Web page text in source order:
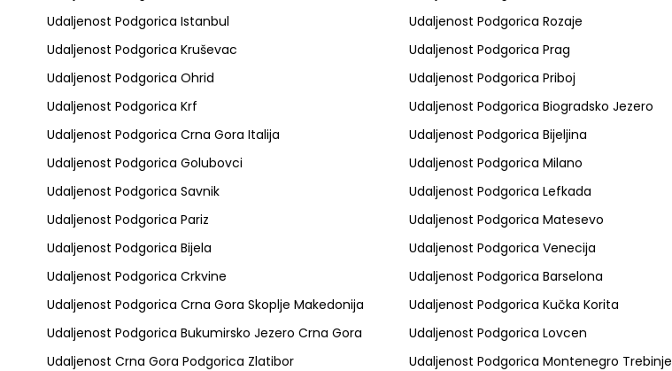
Udaljenost Podgorica Istanbul
Udaljenost Podgorica Rozaje
Udaljenost Podgorica Kruševac
Udaljenost Podgorica Prag
Udaljenost Podgorica Ohrid
Udaljenost Podgorica Priboj
Udaljenost Podgorica Krf
Udaljenost Podgorica Biogradsko Jezero
Udaljenost Podgorica Crna Gora Italija
Udaljenost Podgorica Bijeljina
Udaljenost Podgorica Golubovci
Udaljenost Podgorica Milano
Udaljenost Podgorica Savnik
Udaljenost Podgorica Lefkada
Udaljenost Podgorica Pariz
Udaljenost Podgorica Matesevo
Udaljenost Podgorica Bijela
Udaljenost Podgorica Venecija
Udaljenost Podgorica Crkvine
Udaljenost Podgorica Barselona
Udaljenost Podgorica Crna Gora Skoplje Makedonija
Udaljenost Podgorica Kučka Korita
Udaljenost Podgorica Bukumirsko Jezero Crna Gora
Udaljenost Podgorica Lovcen
Udaljenost Crna Gora Podgorica Zlatibor
Udaljenost Podgorica Montenegro Trebinje